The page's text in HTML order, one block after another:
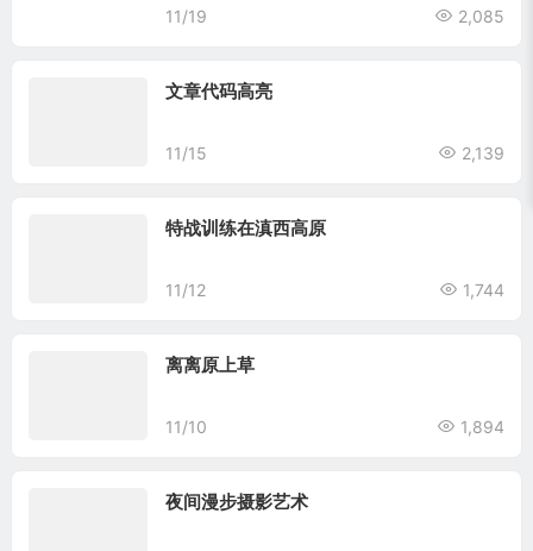
11/19 2,085
文章代码高亮
11/15 2,139
特战训练在滇西高原
11/12 1,744
离离原上草
11/10 1,894
夜间漫步摄影艺术